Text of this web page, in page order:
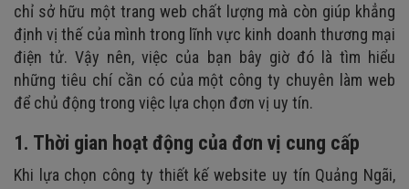
chỉ sở hữu một trang web chất lượng mà còn giúp khẳng
định vị thế của mình trong lĩnh vực kinh doanh thương mại
điện tử. Vậy nên, việc của bạn bây giờ đó là tìm hiểu
những tiêu chí cần có của một công ty chuyên làm web
để chủ động trong việc lựa chọn đơn vị uy tín.
1. Thời gian hoạt động của đơn vị cung cấp
Khi lựa chọn công ty thiết kế website uy tín Quảng Ngãi,